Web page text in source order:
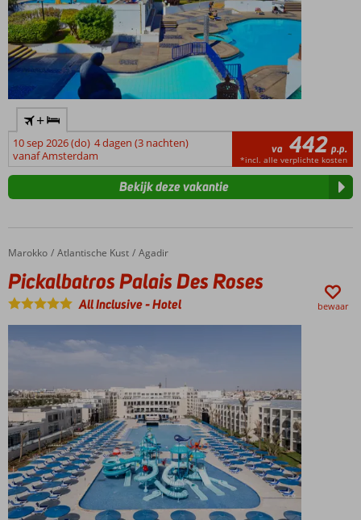
+
10 sep 2026 (do) 4 dagen (3 nachten)
vanaf Amsterdam
va 442 p.p.
*incl. alle verplichte kosten
Bekijk deze vakantie
Home
Marokko Atlantische Kust Agadir
Pickalbatros Palais Des Roses
Pickalbatros Palais Des Roses
All Inclusive-Hotel bewaar